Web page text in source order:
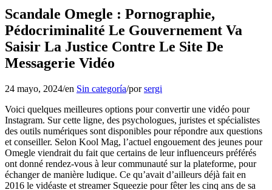
Scandale Omegle : Pornographie,
Pédocriminalité Le Gouvernement Va
Saisir La Justice Contre Le Site De
Messagerie Vidéo
24 mayo, 2024/en Sin categoría/porsergi
Voici quelques meilleures options pour convertir une vidéo pour
Instagram. Sur cette ligne, des psychologues, juristes et spécialistes
des outils numériques sont disponibles pour répondre aux questions
et conseiller. Selon Kool Mag, l’actuel engouement des jeunes pour
Omegle viendrait du fait que certains de leur influenceurs préférés
ont donné rendez-vous à leur communauté sur la plateforme, pour
échanger de manière ludique. Ce qu’avait d’ailleurs déjà fait en
2016 le vidéaste et streamer Squeezie pour fêter les cinq ans de sa